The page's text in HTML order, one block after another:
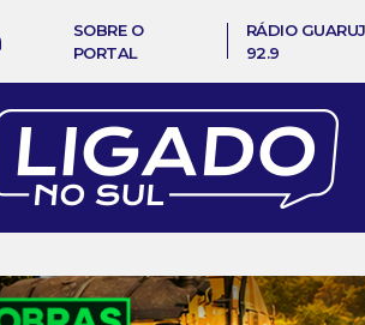
SOBRE O
PORTAL
RÁDIO
92.9